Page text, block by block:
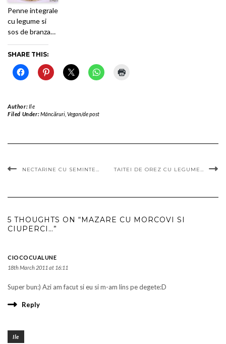
Penne integrale
cu legume si
sos de branza…
SHARE THIS:
Author:Ile
Filed Under:Mâncăruri, Vegan/de post
NECTARINE CU SEMINTE… TAITEI DE OREZ CU LEGUME…
5 THOUGHTS ON “MAZARE CU MORCOVI SI
CIUPERCI…”
CIOCOCUALUNE
18th March 2011 at 16:11
Super bun:) Azi am facut si eu si m-am lins pe degete:D
Reply
Ile